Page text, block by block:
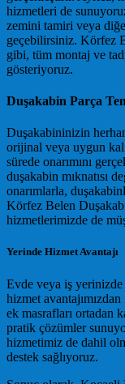
hizmetleri de
zemini tamiri veya
geçebilirsiniz. Körfez
gibi, tüm montaj ve
gösteriyoruz.
Duşakabin Parça
Duşakabininizin
orijinal veya uygun
sürede onarımını
duşakabin mıknatısı
onarımlarla,
Körfez Belen
hizmetlerimizde de
Yerinde Hizmet Avantajı
Evde veya iş
hizmet
ek masrafları ortadan
pratik çözümler
hizmetimiz de dahil
destek sağlıyoruz.